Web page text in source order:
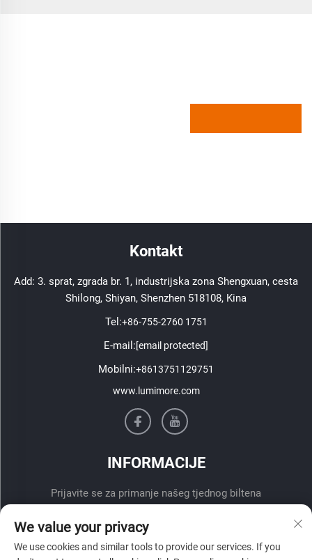
Kontakt
Add: 3. sprat, zgrada br. 1, industrijska zona Shengxuan, cesta
Shilong, Shiyan, Shenzhen 518108, Kina
Tel:+86-755-2760 1751
E-mail:[email protected]
Mobilni:+8613751129751
www.lumimore.com
INFORMACIJE
Prijavite se za primanje našeg tjednog biltena
We value your privacy
We use cookies and similar tools to provide our services. If you